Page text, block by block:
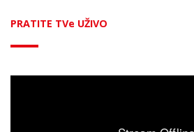
PRATITE TVe UŽIVO